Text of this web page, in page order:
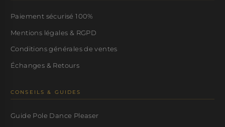
Paiement sécurisé 100%
Mentions légales & RGPD
Conditions générales de ventes
Échanges & Retours
CONSEILS & GUIDES
Guide Pole Dance Pleaser